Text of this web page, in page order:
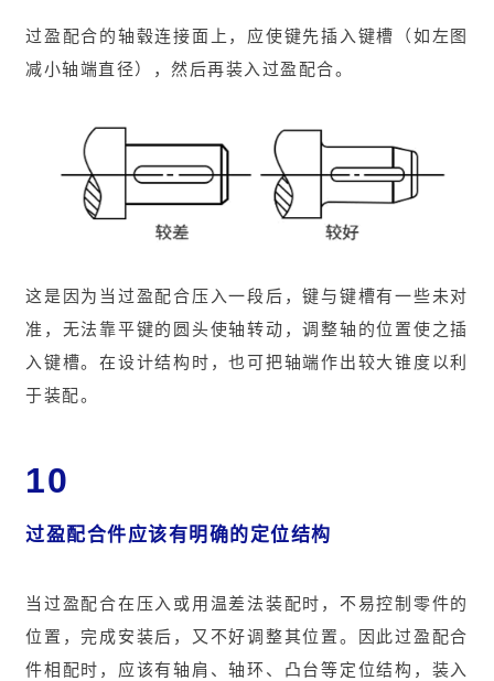
过盈配合的轴毂连接面上，应使键先插入键槽（如左图
减小轴端直径），然后再装入过盈配合。
这是因为当过盈配合压入一段后，键与键槽有一些未对
准，无法靠平键的圆头使轴转动，调整轴的位置使之插
入键槽。在设计结构时，也可把轴端作出较大锥度以利
于装配。
10
过盈配合件应该有明确的定位结构
当过盈配合在压入或用温差法装配时，不易控制零件的
位置，完成安装后，又不好调整其位置。因此过盈配合
件相配时，应该有轴肩、轴环、凸台等定位结构，装入